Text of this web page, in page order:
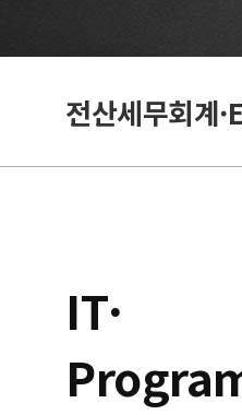
전산세무회계
IT·